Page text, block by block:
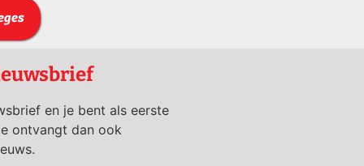
en je bent als eerste
ontvangt dan ook